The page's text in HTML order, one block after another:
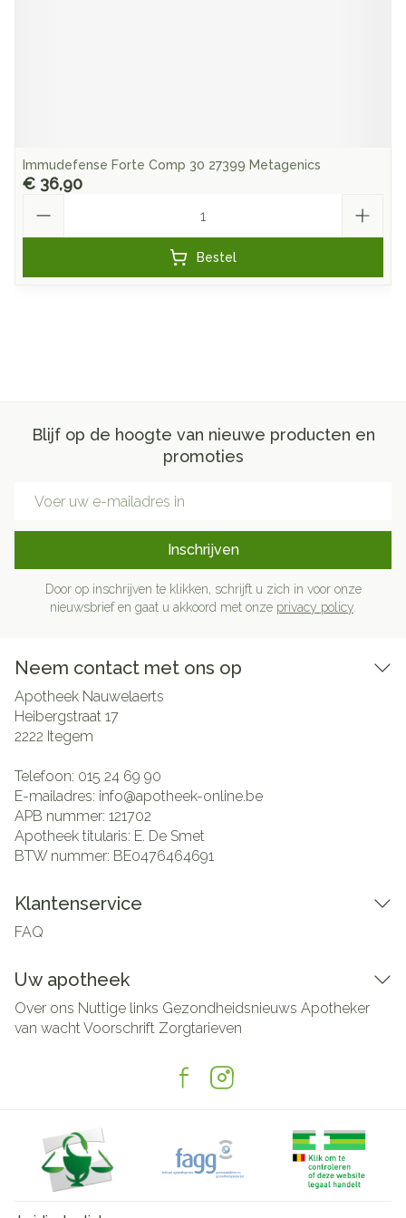
Immudefense Forte Comp 30 27399 Metagenics
€ 36,90
Bestel
Blijf op de hoogte van nieuwe producten en
promoties
Inschrijven
Door op inschrijven te klikken, schrijft u zich in voor onze
nieuwsbrief en gaat u akkoord met onze privacy policy
Neem contact met ons op
Apotheek Nauwelaerts
Heibergstraat 17
2222 Itegem
Telefoon: 015 24 69 90
E-mailadres: info@apotheek-online.be
APB nummer: 121702
Apotheek titularis: E. De Smet
BTW nummer: BE0476464691
Klantenservice
FAQ
Uw apotheek
Over ons Nuttige links Gezondheidsnieuws Apotheker
van wachtVoorschrift Zorgtarieven